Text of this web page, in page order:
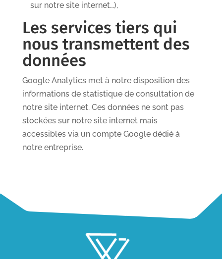
sur notre site internet…),
Les services tiers qui
nous transmettent des
données
Google Analytics met à notre disposition des
informations de statistique de consultation de
notre site internet. Ces données ne sont pas
stockées sur notre site internet mais
accessibles via un compte Google dédié à
notre entreprise.